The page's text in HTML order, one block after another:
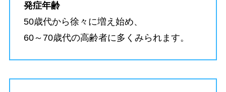
発症年齢
50歳代から徐々に増え始め、
60～70歳代の高齢者に多くみられます。